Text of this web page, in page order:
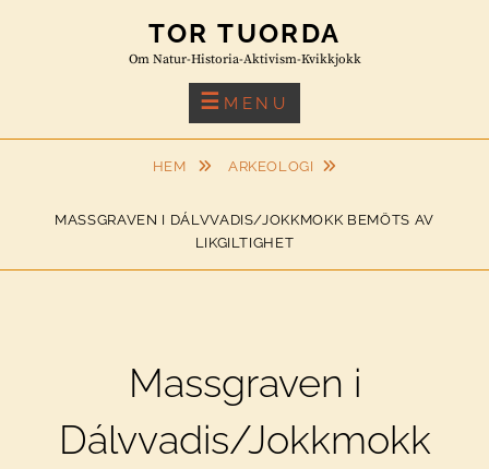
TOR TUORDA
Om Natur-Historia-Aktivism-Kvikkjokk
MENU
HEM ARKEOLOGI
MASSGRAVEN I DÁLVVADIS/JOKKMOKK BEMÖTS AV
LIKGILTIGHET
Massgraven i
Dálvvadis/Jokkmokk